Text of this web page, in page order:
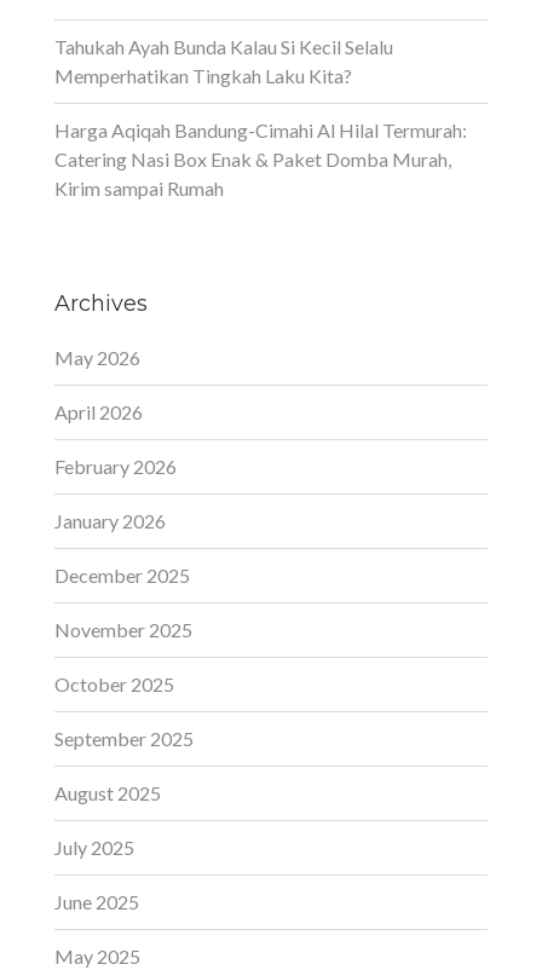
Tahukah Ayah Bunda Kalau Si Kecil Selalu
Memperhatikan Tingkah Laku Kita?
Harga Aqiqah Bandung-Cimahi Al Hilal Termurah:
Catering Nasi Box Enak & Paket Domba Murah,
Kirim sampai Rumah
Archives
May 2026
April 2026
February 2026
January 2026
December 2025
November 2025
October 2025
September 2025
August 2025
July 2025
June 2025
May 2025